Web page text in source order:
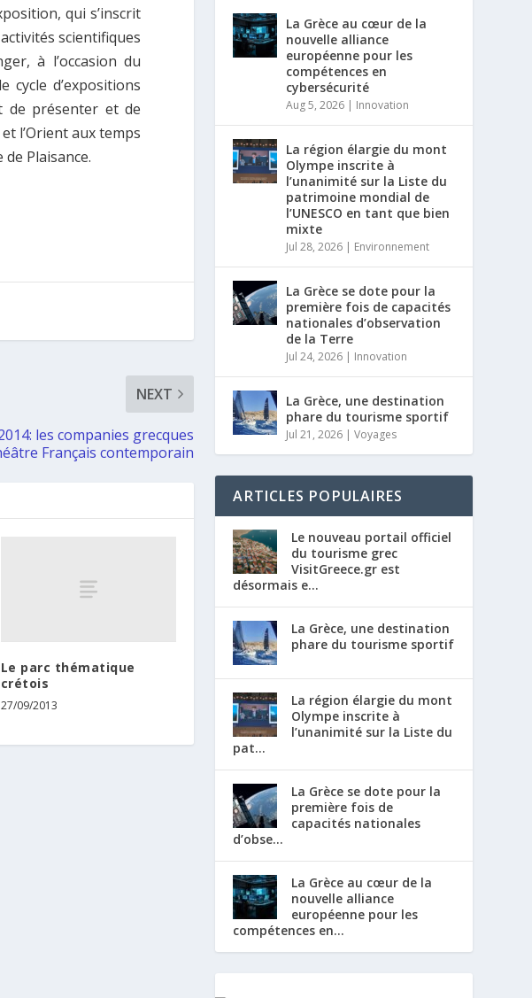
qui s’inscrit
scientifiques
à l’occasion du
d’expositions
de présenter et de
l’Orient aux temps
Plaisance.
NEXT
les companies grecques
Français contemporain
Le parc thématique
crétois
27/09/2013
La Grèce au cœur de la
nouvelle alliance
européenne pour les
compétences en
cybersécurité
Aug 5, 2026 | Innovation
La région élargie du mont
Olympe inscrite à
l’unanimité sur la Liste du
patrimoine mondial de
l’UNESCO en tant que bien
mixte
Jul 28, 2026 | Environnement
La Grèce se dote pour la
première fois de capacités
nationales d’observation
de la Terre
Jul 24, 2026 | Innovation
La Grèce, une destination
phare du tourisme sportif
Jul 21, 2026 |Voyages
ARTICLES POPULAIRES
Le nouveau portail officiel
du tourisme grec
VisitGreece.gr est
désormais e...
La Grèce, une destination
phare du tourisme sportif
La région élargie du mont
Olympe inscrite à
l’unanimité sur la Liste du
pat...
La Grèce se dote pour la
première fois de
capacités nationales
d’obse...
La Grèce au cœur de la
nouvelle alliance
européenne pour les
compétences en...